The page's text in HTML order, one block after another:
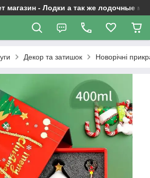
магазин - Лодки а так же лодочные
Декор та затишок Новорічні